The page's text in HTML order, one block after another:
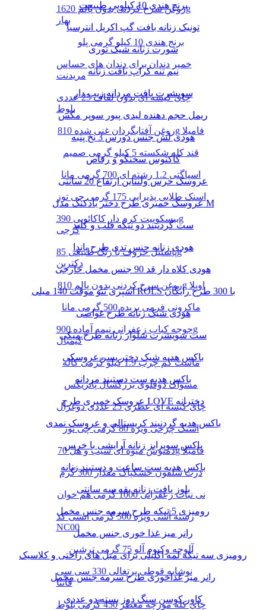
روغن سرخ کردنی بدون پالم 1620g
بهار
برنج هندی 10 کیلو گرمی پلو
خمیر دندان برای دندان های حساس
مریدنت
چای کیسه ای بدون لفاف 25 عددی
بلوط
روغن آفتابگردان غنی شده 810g فامیلا
قند کله شکسته 5 کیلو گرمی صمیم
اسپاگتی 1.2 رشته ای 700 گرمی مانا
اسنک طلایی پذیرایی 175 گرمی چی توز
بیسکوییت کرم دار کاکائویی 390g
گرجی
پاستیل حروف با رنگ طبیعی 85g
دکتربن
روغن سرخ کردنی بدون پالم 810g اویلا
ماکرونی فرمی بریده 500 گرمی مانا
جوجه کباب زعفرانی نیمه آماده 900g
کیمبال
ماست کم چرب 1.9 کیلو گرمی کاله
مسواک دوقلوی بزرگسال پاتریکس
چای کیسه ای عطری 25 عددی دوغزال
اسنک چرخی ویژه 80 گرمی چی توز
دمنوش میوه ای سیب و هل 70g فامیلا
ذرت سلفون خشکپاک مقدار 300 گرم
نی نبات زعفرانی 1000 گرمی هم خوان
رشته آشی ویژه 500 گرمی انسی کد
NC00
آلوچه وکیوم آلو 75 گرمی ترشین
نوشابه قوطی پرتغالی 330 سی سی
فانتا
چای کله مورچه معطر 450 گرمی بلوط
برنج هندی 10 کیلویی طبیعت
تونیک زنانه بافت گپ اکریل انترسیا
شورت زنانه شیک توری
نیم تنه کراپ بافت زنانه
سویشرت بافت مردانه زیپ دار
ریمل حجم دهنده لیدی پیور سوپر مکس
هودی لش جنس دورس 3 نخ پنبه
کاکتوس سخنگو و رقاص
عروسک خرس ولنتاین ارتفاع 20 سانتی
عروسک خمیری طرح دختر بادکنک مدل M
ست گردنبند دو تیکه قلب و کلید
هودی زنانه جنس تدی طرح پاندا
هودی کلاه دار قد 90 جنس مخمل خارجی
اسپری تتو موقت 140 میلی ROLS با 300 طرح رایگان
هودی شیک زنانه طرح غواصی
ست سویشرت شلوار زنانه طرح میکی
باکس هدیه شیک دختر پسر عروسکی
باکس هدیه ست دستبند مردانه
عروسک خمیری طرح LOVE دخترانه
باکس هدیه گردنبند کریستالی و عروسک نمدی
باکس سوپرایز زنانه آرایشی با خرس
باکس هدیه ست ساعت و دستبند زنانه
بلوز بافت زنانه یقه سه سانتی
رومیزی 5 تیکه طرح سرمه جنس مخمل
رانر میز غذا خوری جنس مخمل
رومیزی سه تیکه لمه اکلیلی برای مبل های راحتی و کلاسیک
رانر میز غذاخوری طرح سرمه جنس مخمل
کاور کوسن سنگ دوز بسته دو عددی